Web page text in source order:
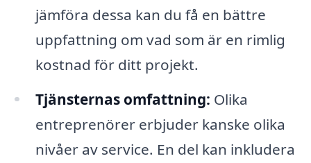
jämföra dessa kan du få en bättre
uppfattning om vad som är en rimlig
kostnad för ditt projekt.
Tjänsternas omfattning: Olika
entreprenörer erbjuder kanske olika
nivåer av service. En del kan inkludera